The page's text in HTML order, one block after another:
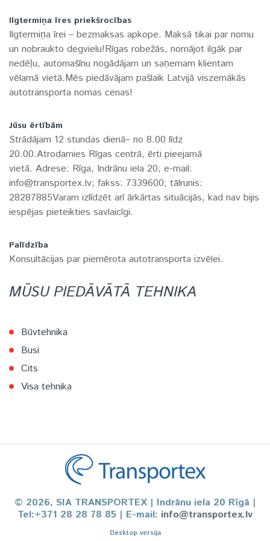
Ilgtermiņa īres priekšrocības
Ilgtermiņa īrei – bezmaksas apkope. Maksā tikai par nomu
un nobraukto degvielu!Rīgas robežās, nomājot ilgāk par
nedēļu, automašīnu nogādājam un saņemam klientam
vēlamā vietā.Mēs piedāvājam pašlaik Latvijā viszemākās
autotransporta nomas cenas!
Jūsu ērtībām
Strādājam 12 stundas dienā– no 8.00 līdz
20.00.Atrodamies Rīgas centrā, ērti pieejamā
vietā. Adrese: Rīga, Indrānu iela 20; e-mail:
info@transportex.lv; fakss: 7339600; tālrunis:
28287885Varam izlīdzēt arī ārkārtas situācijās, kad nav bijis
iespējas pieteikties savlaicīgi.
Palīdzība
Konsultācijas par piemērota autotransporta izvēlei.
MŪSU PIEDĀVĀTĀ TEHNIKA
Būvtehnika
Busi
Cits
Visa tehnika
© 2026, SIA TRANSPORTEX | Indrānu iela 20 Rīgā |
Tel:+371 28 28 78 85 | E-mail: info@transportex.lv
Desktop versija